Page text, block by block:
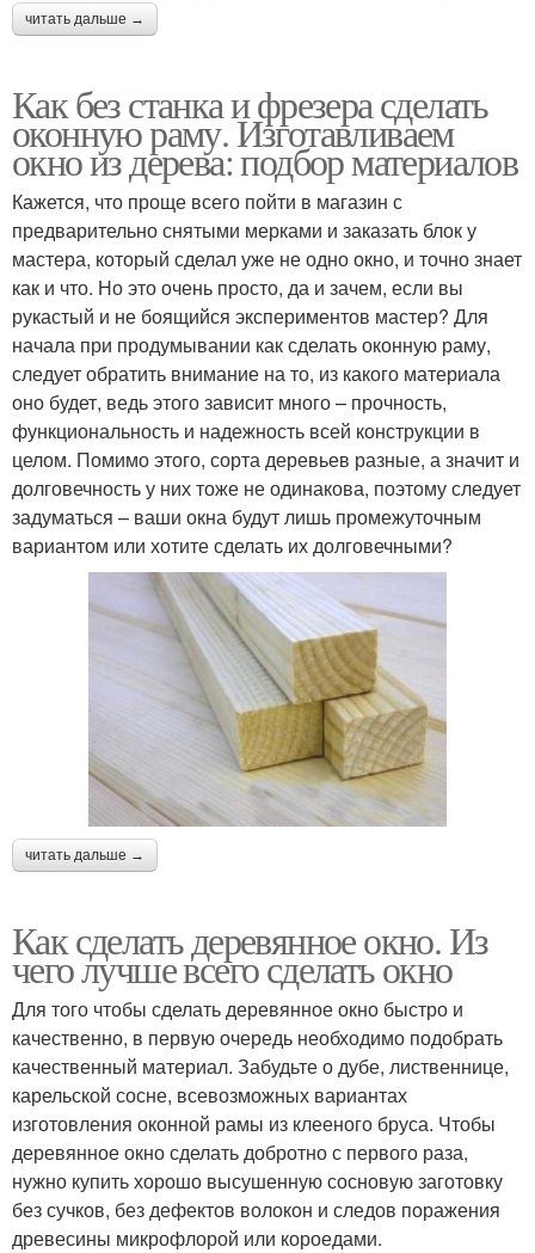
читать дальше →
Как без станка и фрезера сделать
оконную раму. Изготавливаем
окно из дерева: подбор материалов
Кажется, что проще всего пойти в магазин с
предварительно снятыми мерками и заказать блок у
мастера, который сделал уже не одно окно, и точно знает
как и что. Но это очень просто, да и зачем, если вы
рукастый и не боящийся экспериментов мастер? Для
начала при продумывании как сделать оконную раму,
следует обратить внимание на то, из какого материала
оно будет, ведь этого зависит много – прочность,
функциональность и надежность всей конструкции в
целом. Помимо этого, сорта деревьев разные, а значит и
долговечность у них тоже не одинакова, поэтому следует
задуматься – ваши окна будут лишь промежуточным
вариантом или хотите сделать их долговечными?
читать дальше →
Как сделать деревянное окно. Из
чего лучше всего сделать окно
Для того чтобы сделать деревянное окно быстро и
качественно, в первую очередь необходимо подобрать
качественный материал. Забудьте о дубе, лиственнице,
карельской сосне, всевозможных вариантах
изготовления оконной рамы из клееного бруса. Чтобы
деревянное окно сделать добротно с первого раза,
нужно купить хорошо высушенную сосновую заготовку
без сучков, без дефектов волокон и следов поражения
древесины микрофлорой или короедами.